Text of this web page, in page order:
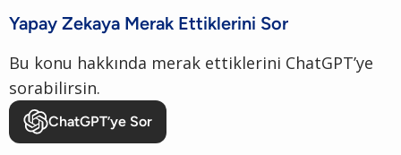
Yapay Zekaya Merak Ettiklerini Sor
Bu konu hakkında merak ettiklerini ChatGPT’ye
sorabilirsin.
ChatGPT’ye Sor